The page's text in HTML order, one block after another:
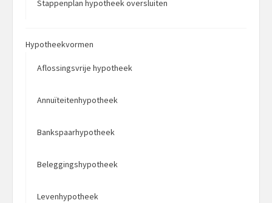
Stappenplan hypotheek oversluiten
Hypotheekvormen
Aflossingsvrije hypotheek
Annuïteitenhypotheek
Bankspaarhypotheek
Beleggingshypotheek
Levenhypotheek